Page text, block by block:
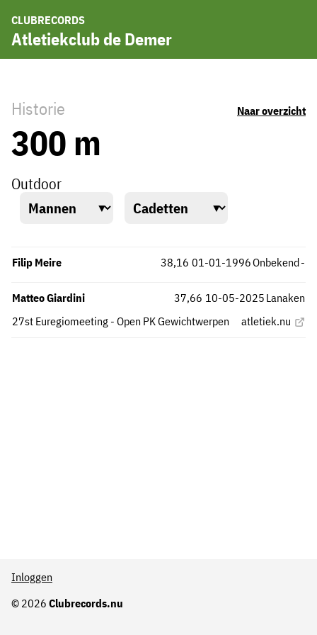
CLUBRECORDS
Atletiekclub de Demer
Historie Naar overzicht
300 m
Outdoor
Filip Meire Onbekend
38,16 -
01-01-1996
Matteo Giardini
Lanaken
27st Euregiomeeting - Open PK Gewichtwerpen
37,66
atletiek.nu
10-05-2025
© 2026 Clubrecords.nu
Inloggen